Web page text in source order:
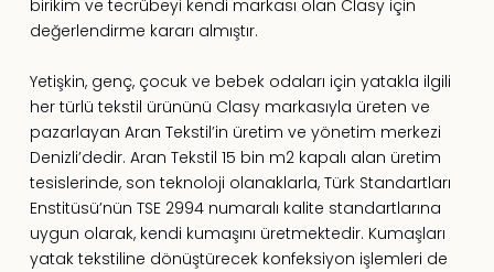
birikim ve tecrübeyi kendi markası olan Clasy için
değerlendirme kararı almıştır.
Yetişkin, genç, çocuk ve bebek odaları için yatakla ilgili
her türlü tekstil ürününü Clasy markasıyla üreten ve
pazarlayan Aran Tekstil’in üretim ve yönetim merkezi
Denizli’dedir. Aran Tekstil 15 bin m2 kapalı alan üretim
tesislerinde, son teknoloji olanaklarla, Türk Standartları
Enstitüsü’nün TSE 2994 numaralı kalite standartlarına
uygun olarak, kendi kumaşını üretmektedir. Kumaşları
yatak tekstiline dönüştürecek konfeksiyon işlemleri de